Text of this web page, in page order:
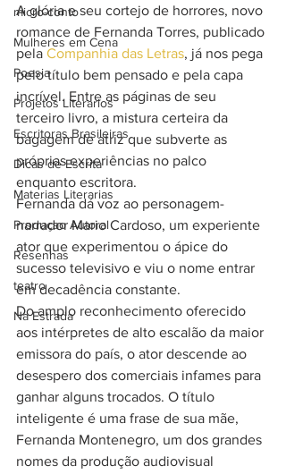
micro-conto
Mulheres em Cena
Poesia
Projetos Literarios
Escritoras Brasileiras
Dicas de Escrita
Materias Literarias
Produçao Autoral
Resenhas
teatro
Na Estrada
A glória e seu cortejo de horrores, novo
romance de Fernanda Torres, publicado
pela Companhia das Letras, já nos pega
pelo título bem pensado e pela capa
incrível. Entre as páginas de seu
terceiro livro, a mistura certeira da
bagagem de atriz que subverte as
próprias experiências no palco
enquanto escritora.
Fernanda dá voz ao personagem-
narrador Mario Cardoso, um experiente
ator que experimentou o ápice do
sucesso televisivo e viu o nome entrar
em decadência constante.
Do amplo reconhecimento oferecido
aos intérpretes de alto escalão da maior
emissora do país, o ator descende ao
desespero dos comerciais infames para
ganhar alguns trocados. O título
inteligente é uma frase de sua mãe,
Fernanda Montenegro, um dos grandes
nomes da produção audiovisual